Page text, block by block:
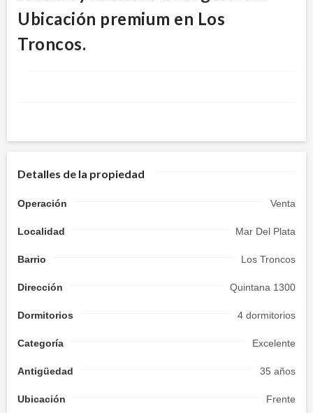
Ubicación premium en Los
Troncos.
Detalles de la propiedad
Operación Venta
Localidad Mar Del Plata
Barrio Los Troncos
Dirección Quintana 1300
Dormitorios 4 dormitorios
Categoría Excelente
Antigüedad 35 años
Ubicación Frente